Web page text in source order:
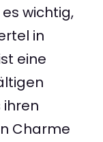
wichtig,
in
eine
Charme